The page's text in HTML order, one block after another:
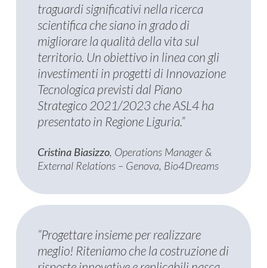
traguardi significativi nella ricerca
scientifica che siano in grado di
migliorare la qualità della vita sul
territorio. Un obiettivo in linea con gli
investimenti in progetti di Innovazione
Tecnologica previsti dal Piano
Strategico 2021/2023 che ASL4 ha
presentato in Regione Liguria.”
Cristina Biasizzo, Operations Manager &
External Relations – Genova, Bio4Dreams
“Progettare insieme per realizzare
meglio! Riteniamo che la costruzione di